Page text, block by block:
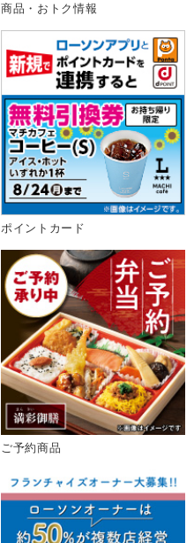
商品・おトク情報
ポイントカード
ご予約商品